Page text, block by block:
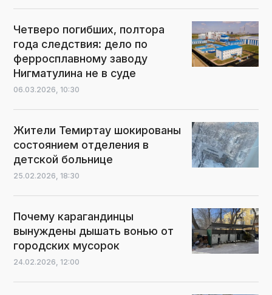
Четверо погибших, полтора
года следствия: дело по
ферросплавному заводу
Нигматулина не в суде
06.03.2026, 10:30
Жители Темиртау шокированы
состоянием отделения в
детской больнице
25.02.2026, 18:30
Почему карагандинцы
вынуждены дышать вонью от
городских мусорок
24.02.2026, 12:00